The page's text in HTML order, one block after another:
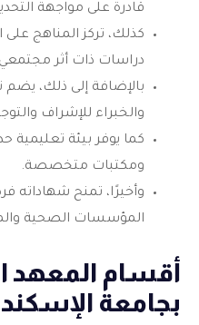
قادرة على مواجهة
كذلك، تركز المناهج على
دراسات ذات أثر
بالإضافة إلى ذلك،
والخبراء للإشراف
كما يوفر بيئة
ومكتبات متخصصة.
وأخيرًا، تمنح شهاداته
المؤسسات الصحية
أقسام المعهد
بجامعة